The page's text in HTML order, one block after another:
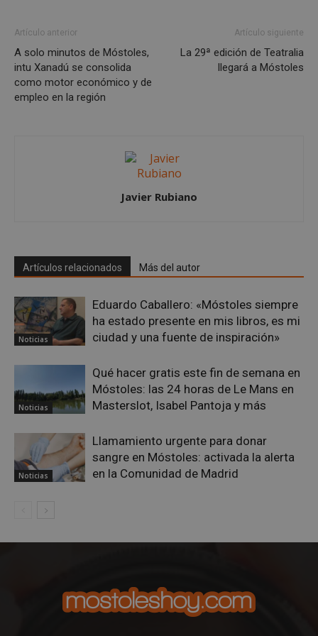
Artículo anterior
A solo minutos de Móstoles,
intu Xanadú se consolida
como motor económico y de
empleo en la región
Artículo siguiente
La 29ª edición de Teatralia
llegará a Móstoles
Javier Rubiano
Artículos relacionados Más del autor
Noticias
Eduardo Caballero: «Móstoles siempre
ha estado presente en mis libros, es mi
ciudad y una fuente de inspiración»
Noticias
Qué hacer gratis este fin de semana en
Móstoles: las 24 horas de Le Mans en
Masterslot, Isabel Pantoja y más
Noticias
Llamamiento urgente para donar
sangre en Móstoles: activada la alerta
en la Comunidad de Madrid
Cookies de preferencias
inicio de sesión de usuario y la gestión de cuentas.
El sitio web no se puede utilizar correctamente sin
las cookies estrictamente necesarias.
Nombre
Proveedor/
Dominio
__cf_bm
Cloudflare Inc.
.x.com
56
CookieScriptConsent
CookieScript